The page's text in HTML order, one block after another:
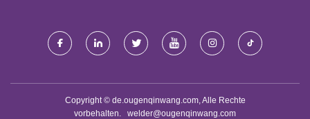
Copyright © de.ougenqinwang.com, Alle Rechte
vorbehalten. welder@ougenqinwang.com